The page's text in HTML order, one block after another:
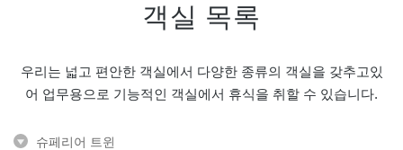
객실 목록
우리는 넓고 편안한 객실에서 다양한 종류의 객실을 갖추고있
어 업무용으로 기능적인 객실에서 휴식을 취할 수 있습니다.
슈페리어 트윈